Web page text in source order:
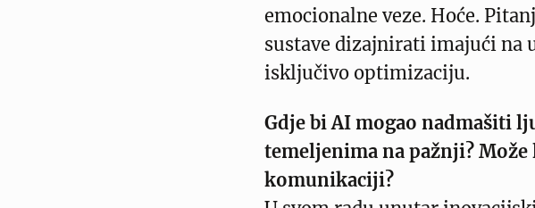
emocionalne veze. Hoće.
sustave dizajnirati imajući
isključivo optimizaciju.
Gdje bi AI mogao nadmašiti
temeljenima na pažnji?
komunikaciji?